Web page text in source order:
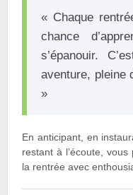
« Chaque
chance
s’épanouir.
aventure, pleine
»
En anticipant, en
restant à l’écoute,
la rentrée avec